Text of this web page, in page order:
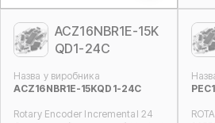
ACZ16NBR1E-15K
QD1-24C
Назва у виробника
ACZ16NBR1E-15KQD1-24C
Rotary Encoder Incremental 24